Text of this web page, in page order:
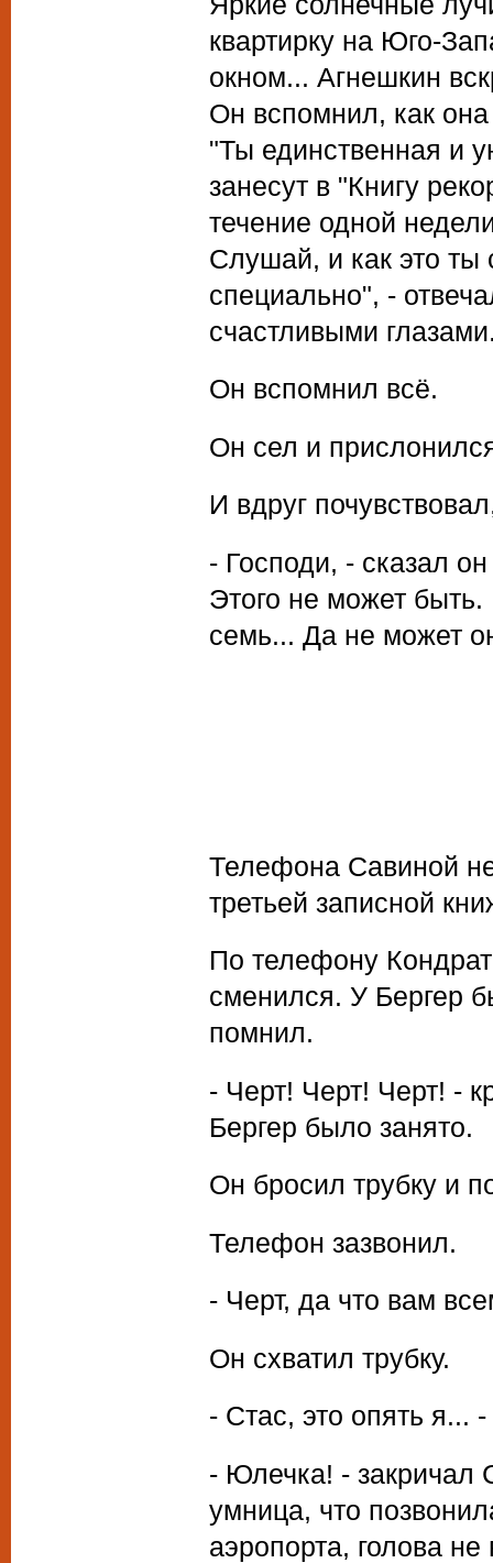
квартирку на Юго-
окном... Агнешкин
Он вспомнил, как она
"Ты единственная и
занесут в "Книгу
течение одной
Слушай, и как это ты
специально", -
счастливыми
Он вспомнил всё.
Он сел и
И вдруг
- Господи, - сказал
Этого не может
семь... Да не может
Телефона Савиной
третьей записной
По телефону
сменился. У Бергер
помнил.
- Черт! Черт! Черт! -
Бергер было занято.
Он бросил трубку и
Телефон зазвонил.
- Черт, да что вам
Он схватил трубку.
- Стас, это опять я...
- Юлечка! - закричал
умница, что
аэропорта, голова не